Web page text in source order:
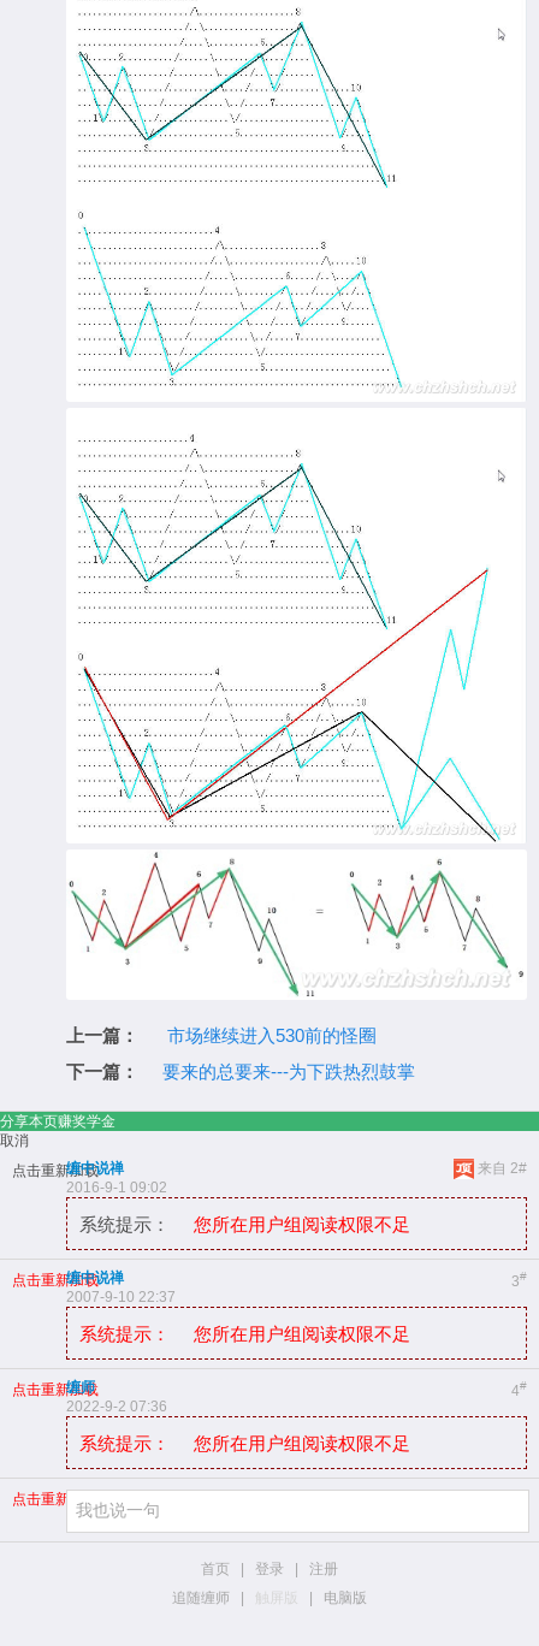
上一篇：
市场继续进入530前的怪圈
下一篇：
要来的总要来---为下跌热烈鼓掌
分享本页赚奖学金
取消
点击重新加载
来自 2#
缠中说禅
2016-9-1 09:02
系统提示： 您所在用户组阅读权限不足
点击重新加载 3#
缠中说禅
2007-9-10 22:37
系统提示： 您所在用户组阅读权限不足
点击重新加载 4#
缠师
2022-9-2 07:36
系统提示： 您所在用户组阅读权限不足
点击重新加载
首页 | 登录 |
注册
追随缠师
| 触屏版 | 电脑版